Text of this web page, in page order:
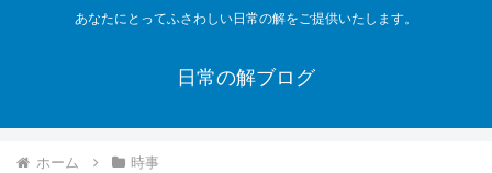
あなたにとってふさわしい日常の解をご提供いたします。
日常の解ブログ
ホーム 時事